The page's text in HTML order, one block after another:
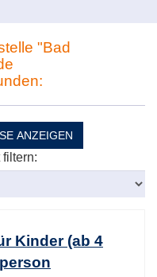
"Bad
ANZEIGEN
filtern:
Kinder (ab 4